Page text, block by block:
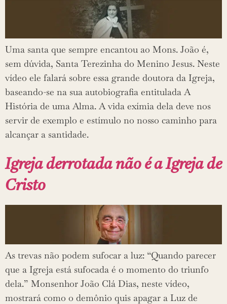
Uma santa que sempre encantou ao Mons. João é,
sem dúvida, Santa Terezinha do Menino Jesus. Neste
vídeo ele falará sobre essa grande doutora da Igreja,
baseando-se na sua autobiografia entitulada A
História de uma Alma. A vida exímia dela deve nos
servir de exemplo e estímulo no nosso caminho para
alcançar a santidade.
Igreja derrotada não é a Igreja de
Cristo
As trevas não podem sufocar a luz: “Quando parecer
que a Igreja está sufocada é o momento do triunfo
dela.” Monsenhor João Clá Dias, neste vídeo,
mostrará como o demônio quis apagar a Luz de